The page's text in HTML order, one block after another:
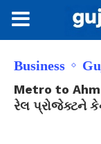
Business
Metro to
રેલ પ્રોજેક્ટને